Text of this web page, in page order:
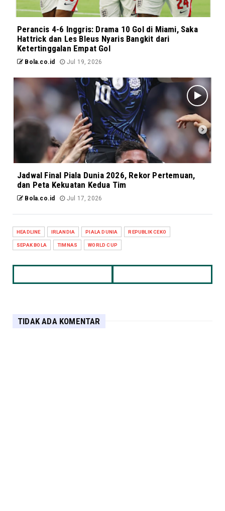
Perancis 4-6 Inggris: Drama 10 Gol di Miami, Saka
Hattrick dan Les Bleus Nyaris Bangkit dari
Ketertinggalan Empat Gol
Bola.co.id Jul 19, 2026
Jadwal Final Piala Dunia 2026, Rekor Pertemuan,
dan Peta Kekuatan Kedua Tim
Bola.co.id Jul 17, 2026
HEADLINE IRLANDIA PIALA DUNIA REPUBLIK CEKO
SEPAK BOLA TIMNAS WORLD CUP
TIDAK ADA KOMENTAR